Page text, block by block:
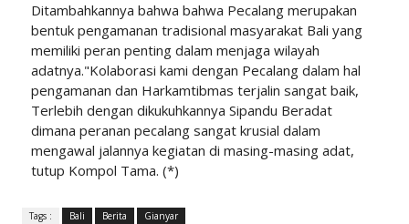
Ditambahkannya bahwa bahwa Pecalang merupakan
bentuk pengamanan tradisional masyarakat Bali yang
memiliki peran penting dalam menjaga wilayah
adatnya."Kolaborasi kami dengan Pecalang dalam hal
pengamanan dan Harkamtibmas terjalin sangat baik,
Terlebih dengan dikukuhkannya Sipandu Beradat
dimana peranan pecalang sangat krusial dalam
mengawal jalannya kegiatan di masing-masing adat,
tutup Kompol Tama. (*)
Tags : Bali Berita Gianyar